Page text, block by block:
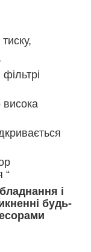
“
і
будь-